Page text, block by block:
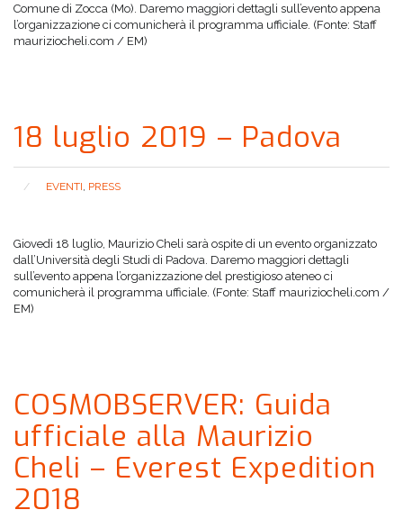
Comune di Zocca (Mo). Daremo maggiori dettagli sull’evento appena
l’organizzazione ci comunicherà il programma ufficiale. (Fonte: Staff
mauriziocheli.com / EM)
18 luglio 2019 – Padova
EVENTI, PRESS
Giovedì 18 luglio, Maurizio Cheli sarà ospite di un evento organizzato
dall’Università degli Studi di Padova. Daremo maggiori dettagli
sull’evento appena l’organizzazione del prestigioso ateneo ci
comunicherà il programma ufficiale. (Fonte: Staff mauriziocheli.com /
EM)
COSMOBSERVER: Guida
ufficiale alla Maurizio
Cheli – Everest Expedition
2018